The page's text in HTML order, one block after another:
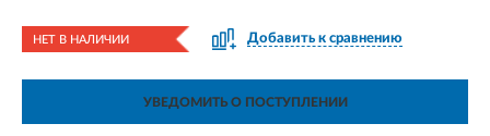
НЕТ В НАЛИЧИИ Добавить к сравнению
УВЕДОМИТЬ О ПОСТУПЛЕНИИ